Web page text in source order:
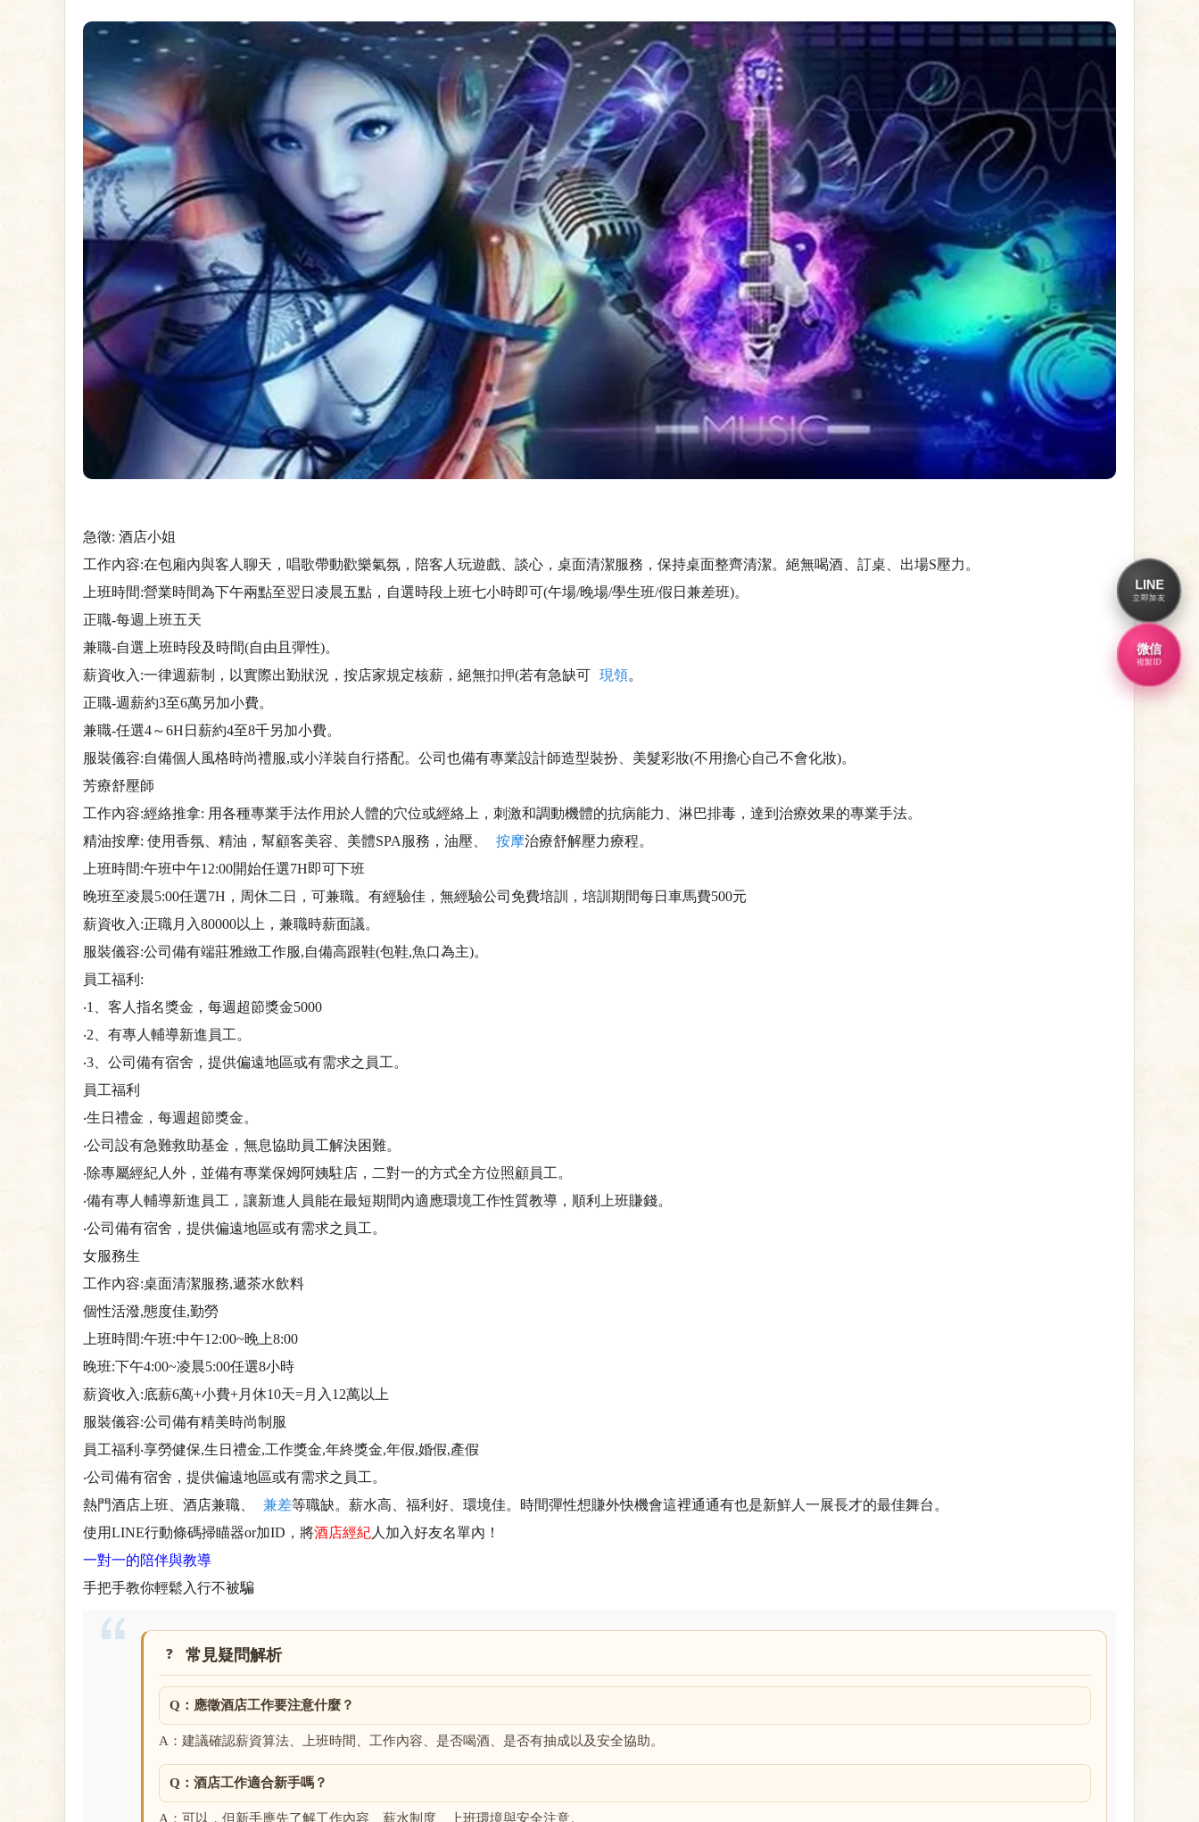
急徵: 酒店小姐
工作內容:在包廂內與客人聊天，唱歌帶動歡樂氣氛，陪客人玩遊戲、談心，桌面清潔服務，保持桌面整齊清潔。絕無喝酒、訂桌、出場S壓力。
上班時間:營業時間為下午兩點至翌日凌晨五點，自選時段上班七小時即可(午場/晚場/學生班/假日兼差班)。
正職-每週上班五天
兼職-自選上班時段及時間(自由且彈性)。
薪資收入:一律週薪制，以實際出勤狀況，按店家規定核薪，絕無扣押(若有急缺可 現領。
正職-週薪約3至6萬另加小費。
兼職-任選4～6H日薪約4至8千另加小費。
服裝儀容:自備個人風格時尚禮服,或小洋裝自行搭配。公司也備有專業設計師造型裝扮、美髮彩妝(不用擔心自己不會化妝)。
芳療舒壓師
工作內容:經絡推拿: 用各種專業手法作用於人體的穴位或經絡上，刺激和調動機體的抗病能力、淋巴排毒，達到治療效果的專業手法。
精油按摩: 使用香氛、精油，幫顧客美容、美體SPA服務，油壓、
按摩治療舒解壓力療程。
上班時間:午班中午12:00開始任選7H即可下班
晚班至凌晨5:00任選7H，周休二日，可兼職。有經驗佳，無經驗公司免費培訓，培訓期間每日車馬費500元
薪資收入:正職月入80000以上，兼職時薪面議。
服裝儀容:公司備有端莊雅緻工作服,自備高跟鞋(包鞋,魚口為主)。
員工福利:
‧1、客人指名獎金，每週超節獎金5000
‧2、有專人輔導新進員工。
‧3、公司備有宿舍，提供偏遠地區或有需求之員工。
員工福利
‧生日禮金，每週超節獎金。
‧公司設有急難救助基金，無息協助員工解決困難。
‧除專屬經紀人外，並備有專業保姆阿姨駐店，二對一的方式全方位照顧員工。
‧備有專人輔導新進員工，讓新進人員能在最短期間內適應環境工作性質教導，順利上班賺錢。
‧公司備有宿舍，提供偏遠地區或有需求之員工。
女服務生
工作內容:桌面清潔服務,遞茶水飲料
個性活潑,態度佳,勤勞
上班時間:午班:中午12:00~晚上8:00
晚班:下午4:00~凌晨5:00任選8小時
薪資收入:底薪6萬+小費+月休10天=月入12萬以上
服裝儀容:公司備有精美時尚制服
員工福利‧享勞健保,生日禮金,工作獎金,年終獎金,年假,婚假,產假
‧公司備有宿舍，提供偏遠地區或有需求之員工。
熱門酒店上班、酒店兼職、
兼差等職缺。薪水高、福利好、環境佳。時間彈性想賺外快機會這裡通通有也是新鮮人一展長才的最佳舞台。
使用LINE行動條碼掃瞄器or加ID，將酒店經紀人加入好友名單內！
一對一的陪伴與教導
手把手教你輕鬆入行不被騙
常見疑問解析
Q：應徵酒店工作要注意什麼？
A：建議確認薪資算法、上班時間、工作內容、是否喝酒、是否有抽成以及安全協助。
Q：酒店工作適合新手嗎？
A：可以，但新手應先了解工作內容、薪水制度、上班環境與安全注意。
LINE
立即加友
微信
複製ID